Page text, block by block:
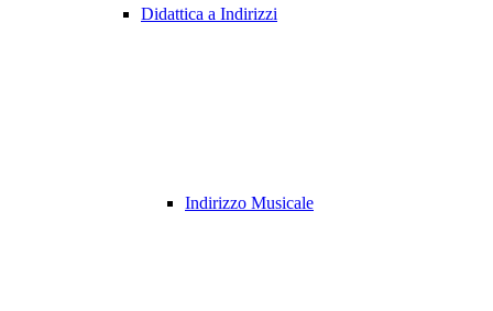
Didattica a Indirizzi
Indirizzo Musicale